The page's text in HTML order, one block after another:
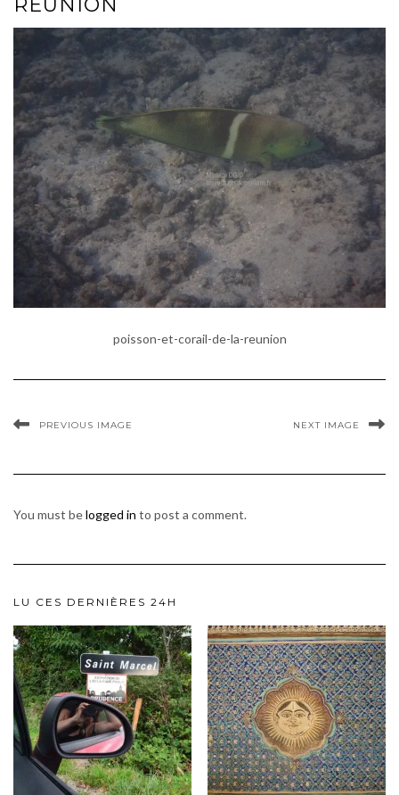
REUNION
poisson-et-corail-de-la-reunion
PREVIOUS IMAGE NEXT IMAGE
You must belogged in to post a comment.
LU CES DERNIÈRES 24H